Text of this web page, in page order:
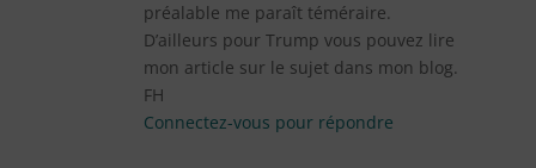
préalable me paraît téméraire.
D’ailleurs pour Trump vous pouvez lire
mon article sur le sujet dans mon blog.
FH
Connectez-vous pour répondre